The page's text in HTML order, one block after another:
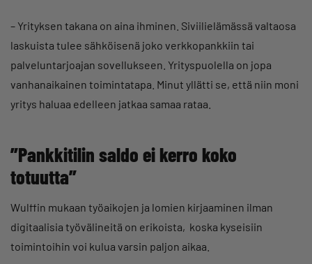
– Yrityksen takana on aina ihminen. Siviilielämässä valtaosa
laskuista tulee sähköisenä joko verkkopankkiin tai
palveluntarjoajan sovellukseen. Yrityspuolella on jopa
vanhanaikainen toimintatapa. Minut yllätti se, että niin moni
yritys haluaa edelleen jatkaa samaa rataa.
”Pankkitilin saldo ei kerro koko
totuutta”
Wulffin mukaan työaikojen ja lomien kirjaaminen ilman
digitaalisia työvälineitä on erikoista, koska kyseisiin
toimintoihin voi kulua varsin paljon aikaa.